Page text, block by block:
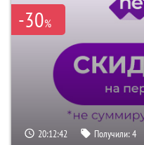
-30%
20:12:41 Получили:4